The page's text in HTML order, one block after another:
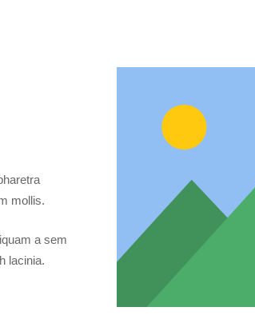
mollis.
a sem
lacinia.